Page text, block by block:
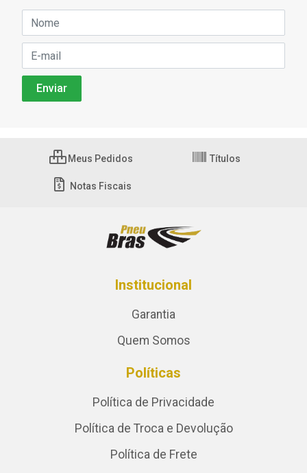
Meus Pedidos Títulos
Notas Fiscais
Institucional
Garantia
Quem Somos
Políticas
Política de Privacidade
Política de Troca e Devolução
Política de Frete